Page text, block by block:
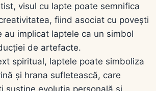
visul cu lapte poate semnifica
fiind asociat cu povești
au implicat laptele ca un simbol
de artefacte.
spiritual, laptele poate simboliza
și hrana sufletească, care
susține evoluția personală și